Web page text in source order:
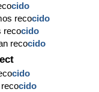
cido
recocido
recocido
recocido
cido
cido